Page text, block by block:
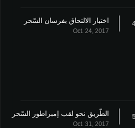
اختبار الالتحاق بفرسان السّحر
Oct. 24, 2017
الطّريق نحو لقب إمبراطور السّحر
Oct. 31, 2017